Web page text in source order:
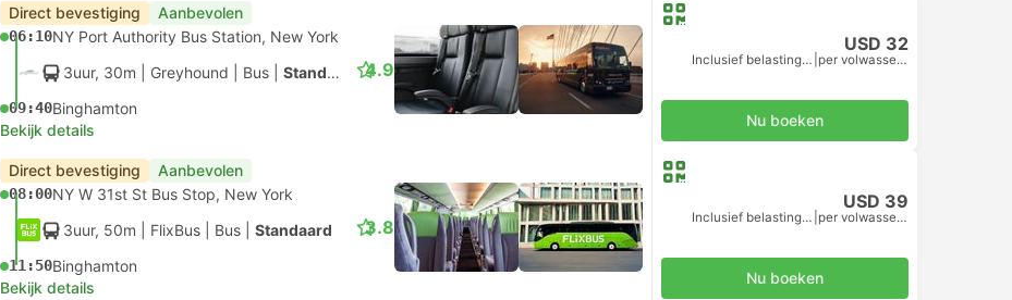
Direct bevestiging Aanbevolen
06:10NY Port Authority Bus Station, New York
3uur, 30m | Greyhound Bus Standaard
09:40Binghamton
4.9
Bekijk details
USD 32
Inclusief belastingen per volwassene
Nu boeken
Direct bevestiging Aanbevolen
08:00NY W 31st St Bus Stop, New York
3uur, 50m | FlixBus Bus Standaard
11:50Binghamton
3.8
Bekijk details
USD 39
Inclusief belastingen per volwassene
Nu boeken